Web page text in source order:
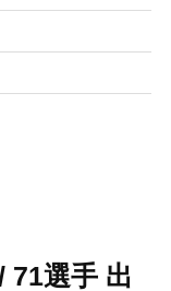
71選手 出